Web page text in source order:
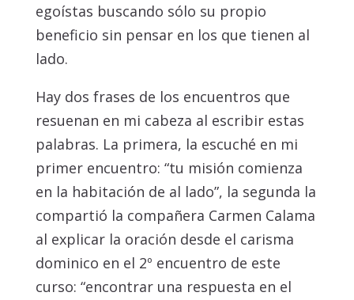
egoístas buscando sólo su propio
beneficio sin pensar en los que tienen al
lado.
Hay dos frases de los encuentros que
resuenan en mi cabeza al escribir estas
palabras. La primera, la escuché en mi
primer encuentro: “tu misión comienza
en la habitación de al lado”, la segunda la
compartió la compañera Carmen Calama
al explicar la oración desde el carisma
dominico en el 2º encuentro de este
curso: “encontrar una respuesta en el